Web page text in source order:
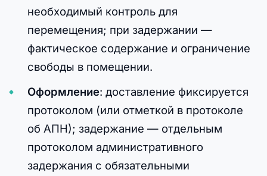
необходимый контроль для
перемещения; при задержании —
фактическое содержание и ограничение
свободы в помещении.
Оформление: доставление фиксируется
протоколом (или отметкой в протоколе
об АПН); задержание — отдельным
протоколом административного
задержания с обязательными